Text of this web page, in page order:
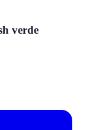
verde